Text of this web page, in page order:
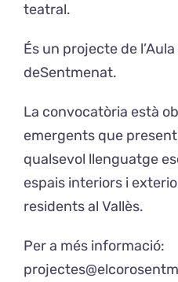
teatral.
És un projecte de
deSentmenat.
La convocatòria està
emergents que
qualsevol llenguatge
espais interiors i
residents al Vallès.
Per a més informació: